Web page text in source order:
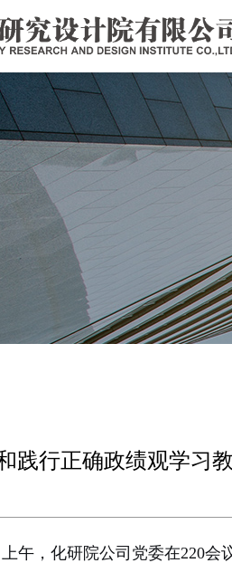
践行正确政绩观学习
，化研院公司党委在220会